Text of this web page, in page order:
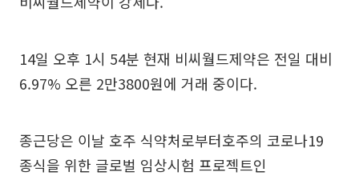
14일 오후 1시 54분 현재 비씨월드제약은 전일 대비
6.97% 오른 2만3800원에 거래 중이다.
종근당은 이날 호주 식약처로부터호주의 코로나19
종식을 위한 글로벌 임상시험 프로젝트인